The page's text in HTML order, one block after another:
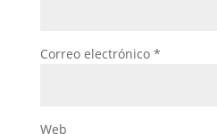
Correo electrónico *
Web